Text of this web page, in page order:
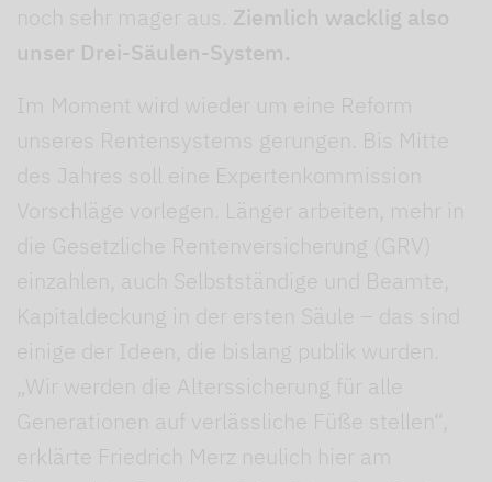
noch sehr mager aus. Ziemlich wacklig also
unser Drei-Säulen-System.
Im Moment wird wieder um eine Reform
unseres Rentensystems gerungen. Bis Mitte
des Jahres soll eine Expertenkommission
Vorschläge vorlegen. Länger arbeiten, mehr in
die Gesetzliche Rentenversicherung (GRV)
einzahlen, auch Selbstständige und Beamte,
Kapitaldeckung in der ersten Säule – das sind
einige der Ideen, die bislang publik wurden.
„Wir werden die Alterssicherung für alle
Generationen auf verlässliche Füße stellen“,
erklärte Friedrich Merz neulich hier am